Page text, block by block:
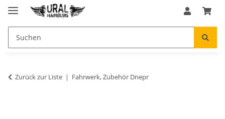
Zurück zur Liste Fahrwerk, Zubehör Dnepr